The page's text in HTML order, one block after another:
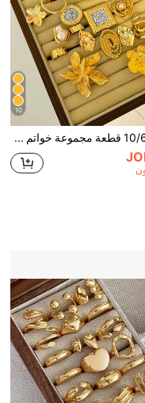
10
10/6 قطعة مجموعة خواتم ذهبية قابلة للتراكم بطراز بوهيمي أنيق وبسيط، تشمل تصاميم الزهرة والفيونكة واللؤلؤ الاصطناعي والتواء والقلب والراين ستون والقمر والنجم والهندسية وحجر العين القطة، مناسبة للنساء والمناسبات والحفلات والاستخدام اليومي، هدية (تشكيلة عشوائية)